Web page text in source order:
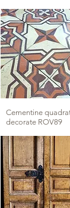
Cementine
decorate ROV89